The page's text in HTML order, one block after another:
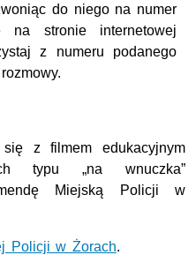
do niego na numer
na stronie internetowej
z numeru podanego
z filmem edukacyjnym
typu „na wnuczka”
Miejską Policji w
Policji w Żorach.